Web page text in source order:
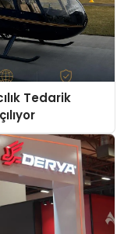
Tedarik